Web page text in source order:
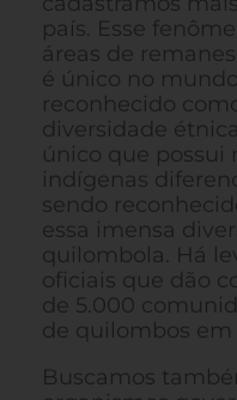
país. Esse
áreas de
é único no
reconhecido
diversidade
único que possui
indígenas
sendo
essa imensa
quilombola. Há
oficiais que dão
de 5.000
de quilombos em
Buscamos